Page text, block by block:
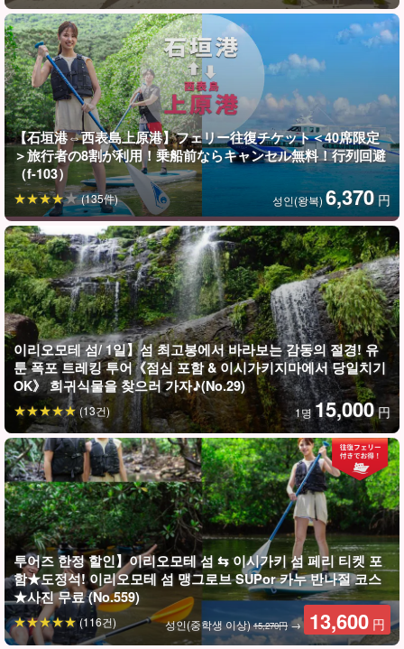
더 나아가 '신의 자리'라는 뜻의 '신좌(神座)'라는 의미캄피레 폭포 가
있어 바위를 타고 굉음을 내며 물이 떨어지는 모습을 볼 수 있다.
캄피레 폭포의 난이도
★★★☆☆☆
이곳에서 잠시 휴식을 취한 후 기다리고 기다리던 마야그스크 폭포
로 향한다.
【石垣港⇔西表島上原港】フェリー往復チケット＜40席限定
＞旅行者の8割が利用！乗船前ならキャンセル無料！行列回避
（f-103）
성인(왕복) 6,370 円
(135件)
이리오모테 섬/ 1일】섬 최고봉에서 바라보는 감동의 절경! 유
툰 폭포 트레킹 투어《점심 포함 & 이시가키지마에서 당일치기
OK》 희귀식물을 찾으러 가자♪(No.29)
1명15,000 円
(13건)
투어즈 한정 할인】이리오모테 섬 ⇆ 이시가키 섬 페리 티켓 포
함★도정석! 이리오모테 섬 맹그로브 SUPor 카누 반나절 코스
★사진 무료 (No.559)
성인(중학생 이상)15,270円→ 13,600 円
(116건)